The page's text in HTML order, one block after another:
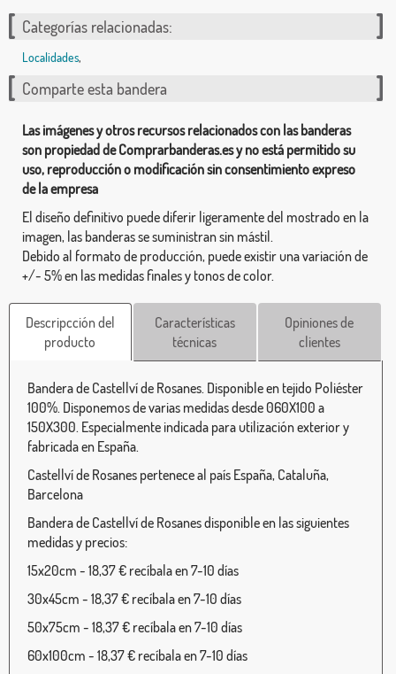
Categorías relacionadas:
Localidades,
Comparte esta bandera
Las imágenes y otros recursos relacionados con las banderas
son propiedad de Comprarbanderas.es y no está permitido su
uso, reproducción o modificación sin consentimiento expreso
de la empresa
El diseño definitivo puede diferir ligeramente del mostrado en la
imagen, las banderas se suministran sin mástil.
Debido al formato de producción, puede existir una variación de
+/- 5% en las medidas finales y tonos de color.
Descripcción del
producto
Características
técnicas
Opiniones de
clientes
Bandera de Castellví de Rosanes. Disponible en tejido Poliéster
100%. Disponemos de varias medidas desde 060X100 a
150X300. Especialmente indicada para utilización exterior y
fabricada en España.
Castellví de Rosanes pertenece al país España, Cataluña,
Barcelona
Bandera de Castellví de Rosanes disponible en las siguientes
medidas y precios:
15x20cm - 18,37 € recíbala en 7-10 días
30x45cm - 18,37 € recíbala en 7-10 días
50x75cm - 18,37 € recíbala en 7-10 días
60x100cm - 18,37 € recíbala en 7-10 días